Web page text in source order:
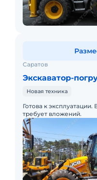
Саратов
Экскаватор-
Новая техника
Готова к
требует вложений.